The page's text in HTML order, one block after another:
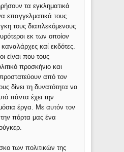
τα εγκληματικά
επαγγελματικά τους
τους διαπλεκόμενους
εκ των οποίον
καναλάρχες καί εκδότες.
είναι που τους
προσκήνιο και
από τον
δίνει τη δυνατότητα να
πάντα έχει την
έργα. Με αυτόν τον
πόρτα μας ένα
των πολιτικών της